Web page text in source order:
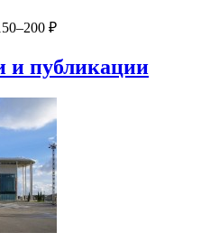
₽
и публикации